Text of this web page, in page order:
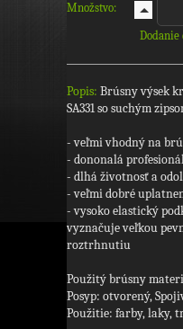
Množstvo:
Dodanie
Popis: Brúsny výsek
SA331 so suchým
- veľmi vhodný na
- dononalá
- dlhá životnosť a
- veľmi dobré
- vysoko elastický
vyznačuje veľkou
roztrhnutiu
Použitý brúsny
Posyp: otvorený,
Použitie: farby, laky,